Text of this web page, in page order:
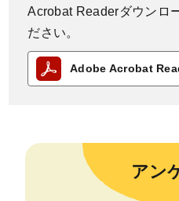
Acrobat Readerダウンロ
ださい。
Adobe Acrobat
アン